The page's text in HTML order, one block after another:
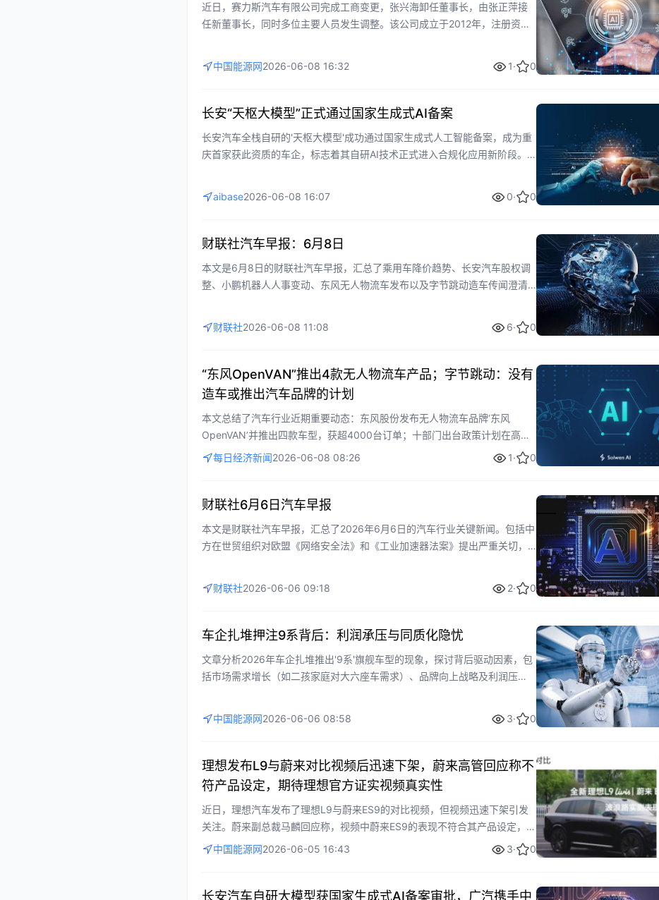
近日，赛力斯汽车有限公司完成工商变更，张兴海卸任董事长，由张正萍接
任新董事长，同时多位主要人员发生调整。该公司成立于2012年，注册资本
中国能源网2026-06-08 16:32 1· 0
长安“天枢大模型”正式通过国家生成式AI备案
长安汽车全栈自研的'天枢大模型'成功通过国家生成式人工智能备案，成为重
庆首家获此资质的车企，标志着其自研AI技术正式进入合规化应用新阶段。
aibase2026-06-08 16:07 0· 0
财联社汽车早报：6月8日
本文是6月8日的财联社汽车早报，汇总了乘用车降价趋势、长安汽车股权调
整、小鹏机器人人事变动、东风无人物流车发布以及字节跳动造车传闻澄清
财联社2026-06-08 11:08 6· 0
“东风OpenVAN”推出4款无人物流车产品；字节跳动：没有
造车或推出汽车品牌的计划
本文总结了汽车行业近期重要动态：东风股份发布无人物流车品牌‘东风
OpenVAN’并推出四款车型，获超4000台订单；十部门出台政策计划在高速
公路服务区新建改建3万个充电设施；兆易创新与蔚来达成车规芯片合作；字
业观察者提供关键参考。
每日经济新闻2026-06-08 08:26 1· 0
财联社6月6日汽车早报
本文是财联社汽车早报，汇总了2026年6月6日的汽车行业关键新闻。包括中
方在世贸组织对欧盟《网络安全法》和《工业加速器法案》提出严重关切，
低新能源汽车维修成本；中汽协发布零部件进口数据；奇瑞汽车增资强化自
主可控。这些内容为行业提供了及时的政策动态、市场数据和深度分析，助
财联社2026-06-06 09:18 2· 0
车企扎堆押注9系背后：利润承压与同质化隐忧
文章分析2026年车企扎堆推出'9系'旗舰车型的现象，探讨背后驱动因素，包
括市场需求增长（如二孩家庭对大六座车需求）、品牌向上战略及利润压
新、定价策略方面的竞争，并指出市场面临的同质化挑战和长期品牌培育的
重要性，强调需差异化竞争而非简单配置堆砌。
中国能源网2026-06-06 08:58 3· 0
理想发布L9与蔚来对比视频后迅速下架，蔚来高管回应称不
符产品设定，期待理想官方证实视频真实性
近日，理想汽车发布了理想L9与蔚来ES9的对比视频，但视频迅速下架引发
关注。蔚来副总裁马麟回应称，视频中蔚来ES9的表现不符合其产品设定，要
求理想官方证实视频真实性和测试细节。事件突显了汽车市场竞争中产品对
中国能源网2026-06-05 16:43 3· 0
长安汽车自研大模型获国家生成式AI备案审批，广汽携手中